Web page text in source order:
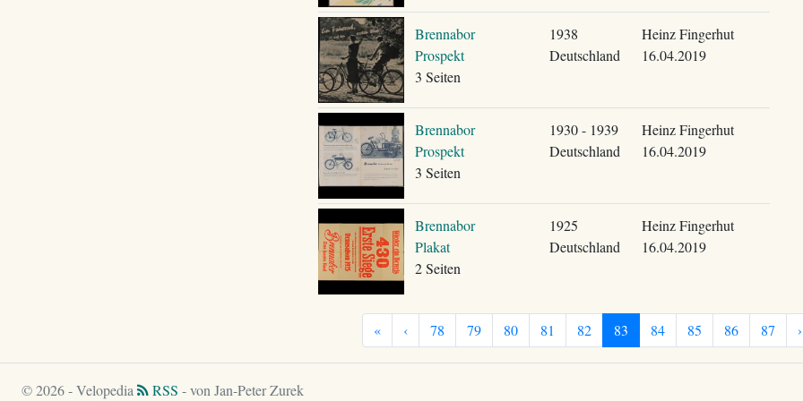
Brennabor
Prospekt
3 Seiten
1938
Deutschland
Heinz Fingerhut
16.04.2019
Brennabor
Prospekt
3 Seiten
1930 - 1939
Deutschland
Heinz Fingerhut
16.04.2019
Brennabor
Plakat
2 Seiten
1925
Deutschland
Heinz Fingerhut
16.04.2019
« ‹ 78 79 80 81 82 83 84 85 86 87 ›
© 2026 - Velopedia RSS - von Jan-Peter Zurek